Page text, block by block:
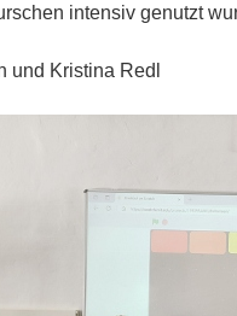
intensiv genutzt
und Kristina Redl